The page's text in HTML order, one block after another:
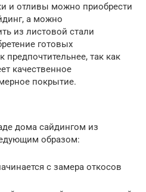
и отливы можно приобрести
а можно
из листовой стали
готовых
так как
качественное
покрытие.
дома сайдингом из
образом:
с замера откосов